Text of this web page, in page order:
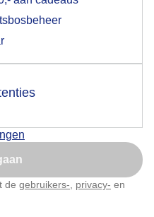
de gebruikers- privacy- en
aub...
uit je browser waarin
de popup
later
te passen